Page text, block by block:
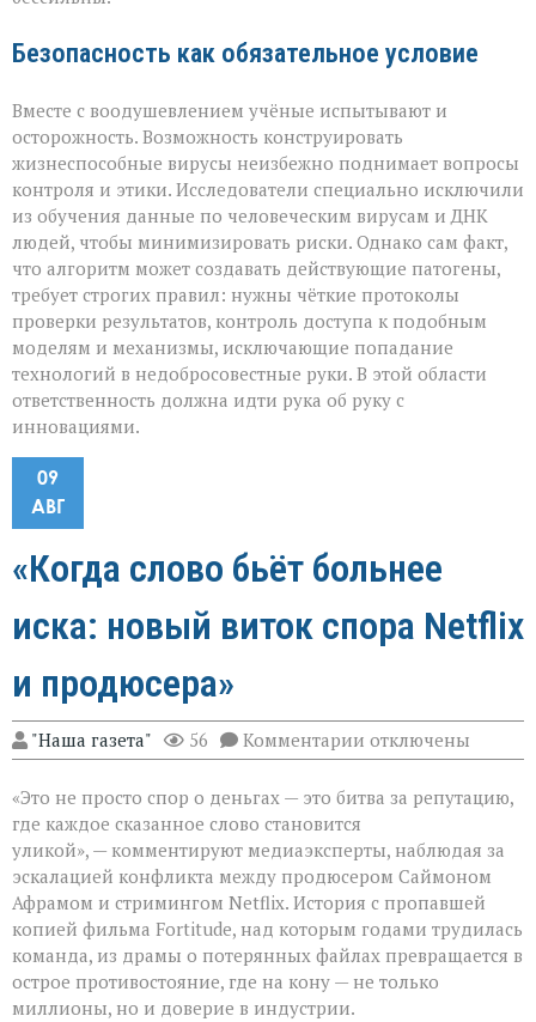
Безопасность как обязательное условие
Вместе с воодушевлением учёные испытывают и
осторожность. Возможность конструировать
жизнеспособные вирусы неизбежно поднимает вопросы
контроля и этики. Исследователи специально исключили
из обучения данные по человеческим вирусам и ДНК
людей, чтобы минимизировать риски. Однако сам факт,
что алгоритм может создавать действующие патогены,
требует строгих правил: нужны чёткие протоколы
проверки результатов, контроль доступа к подобным
моделям и механизмы, исключающие попадание
технологий в недобросовестные руки. В этой области
ответственность должна идти рука об руку с
инновациями.
09
АВГ
«Когда слово бьёт больнее
иска: новый виток спора Netflix
и продюсера»
"Наша газета" 56 Комментарии к
записи
слово
больнее
иска:
новый
виток
спора
Netflix
и
продюсера»
отключены
«Это не просто спор о деньгах — это битва за репутацию,
где каждое сказанное слово становится
уликой», — комментируют медиаэксперты, наблюдая за
эскалацией конфликта между продюсером Саймоном
Афрамом и стримингом Netflix. История с пропавшей
копией фильма Fortitude, над которым годами трудилась
команда, из драмы о потерянных файлах превращается в
острое противостояние, где на кону — не только
миллионы, но и доверие в индустрии.